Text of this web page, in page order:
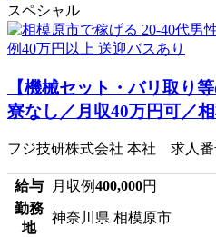
スペシャル
【機械セット・バリ取り
寮なし／月収40万円可／
フジ技研株式会社 本社 求人番
給与 月収例400,000円
勤務
地
神奈川県 相模原市